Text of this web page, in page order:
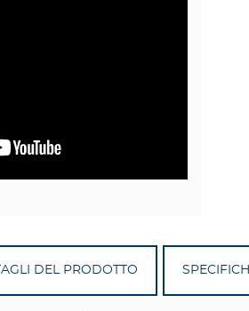
DEL PRODOTTO